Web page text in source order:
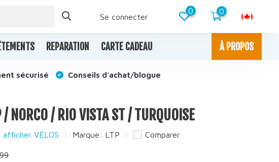
Se connecter
0 0
REPARATION CARTE CADEAU À PROPOS
sécurisé Conseils d'achat/blogue
/ NORCO / RIO VISTA ST / TURQUOISE
afficher VÉLOS Marque: LTP Comparer